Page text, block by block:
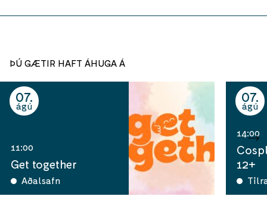
ÞÚ GÆTIR HAFT ÁHUGA Á
07
ágú
11:00
Get together
Aðalsafn
07
ágú
14:00
12+